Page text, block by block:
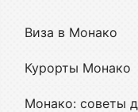
Виза в Монако
Курорты Монако
Монако: советы